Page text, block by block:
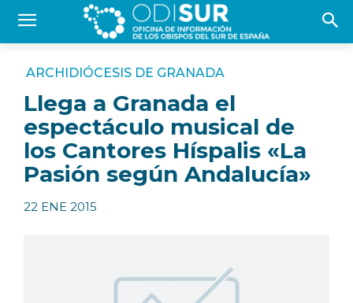
ARCHIDIÓCESIS DE GRANADA
Llega a Granada el
espectáculo musical de
los Cantores Híspalis «La
Pasión según Andalucía»
22 ENE 2015